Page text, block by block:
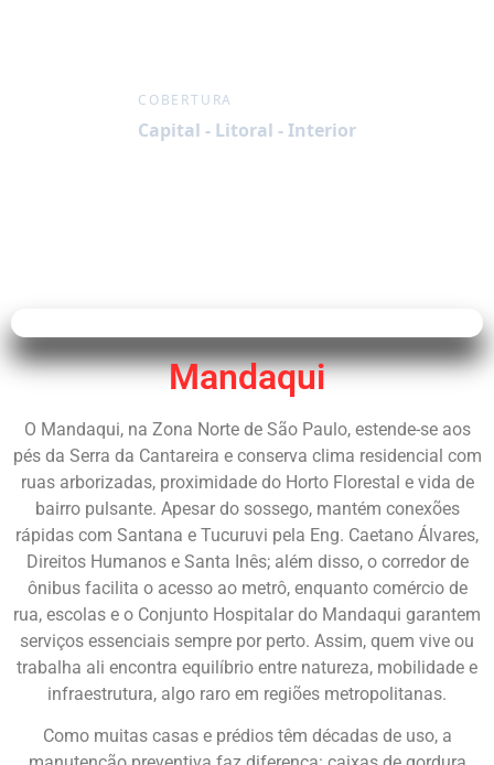
COBERTURA
Capital - Litoral - Interior
Mandaqui
O Mandaqui, na Zona Norte de São Paulo, estende-se aos
pés da Serra da Cantareira e conserva clima residencial com
ruas arborizadas, proximidade do Horto Florestal e vida de
bairro pulsante. Apesar do sossego, mantém conexões
rápidas com Santana e Tucuruvi pela Eng. Caetano Álvares,
Direitos Humanos e Santa Inês; além disso, o corredor de
ônibus facilita o acesso ao metrô, enquanto comércio de
rua, escolas e o Conjunto Hospitalar do Mandaqui garantem
serviços essenciais sempre por perto. Assim, quem vive ou
trabalha ali encontra equilíbrio entre natureza, mobilidade e
infraestrutura, algo raro em regiões metropolitanas.
Como muitas casas e prédios têm décadas de uso, a